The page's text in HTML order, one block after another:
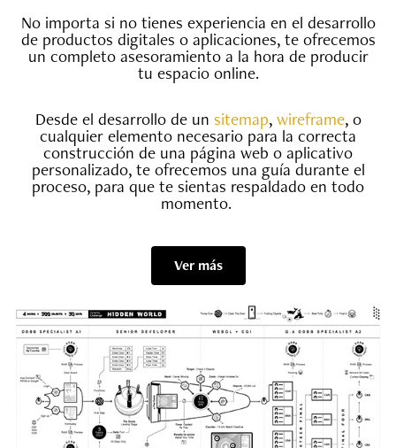
No importa si no tienes experiencia en el desarrollo
de productos digitales o aplicaciones, te ofrecemos
un completo asesoramiento a la hora de producir
tu espacio online.
Desde el desarrollo de un sitemap, wireframe, o
cualquier elemento necesario para la correcta
construcción de una página web o aplicativo
personalizado, te ofrecemos una guía durante el
proceso, para que te sientas respaldado en todo
momento.
Ver más